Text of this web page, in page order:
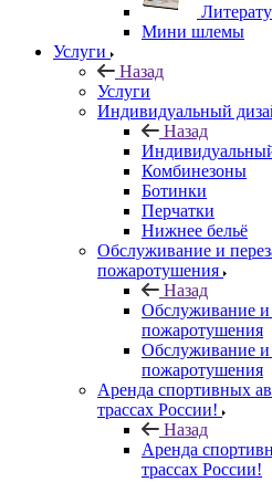
Мини шлемы
Услуги
Назад
Услуги
Индивидуальный
Назад
Комбинезоны
Ботинки
Перчатки
Нижнее бельё
Обслуживание и
пожаротушения
Назад
Обслуживание и
пожаротушения
Обслуживание и
пожаротушения
Аренда спортивных
трассах России!
Назад
Аренда
трассах России!